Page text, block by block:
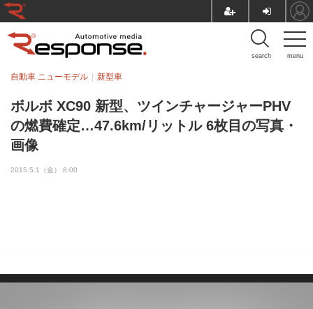
menu
search
ボルボ XC90 新型、ツインチャージャーPHV
の燃費確定…47.6km/リットル 6枚目の写真・
画像
自動車 ニューモデル 新型車
2015.5.1（金） 8:00